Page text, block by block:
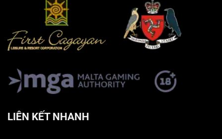
LIÊN KẾT NHANH